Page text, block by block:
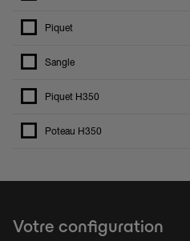
Piquet
Sangle
Piquet H350
Poteau H350
Votre configuration